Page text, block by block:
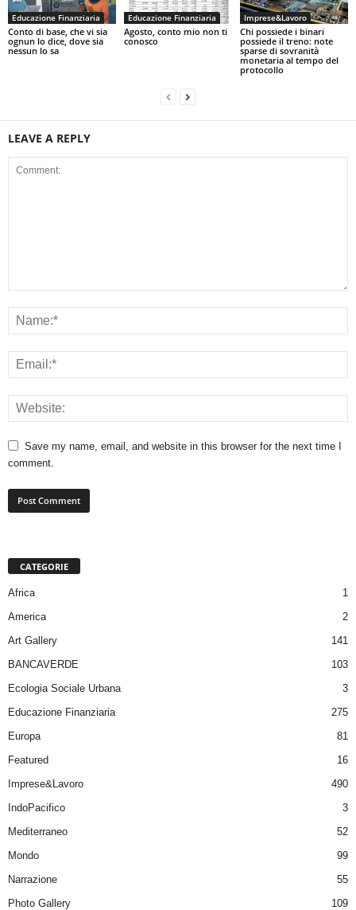
Educazione Finanziaria
Conto di base, che vi sia
ognun lo dice, dove sia
nessun lo sa
Educazione Finanziaria
Agosto, conto mio non ti
conosco
Imprese&Lavoro
Chi possiede i binari
possiede il treno: note
sparse di sovranità
monetaria al tempo del
protocollo
LEAVE A REPLY
Save my name, email, and website in this browser for the next time I
comment.
CATEGORIE
Africa
1
America
2
Art Gallery
141
BANCAVERDE
103
Ecologia Sociale Urbana
3
Educazione Finanziaria
275
Europa
81
Featured
16
Imprese&Lavoro
490
IndoPacifico
3
Mediterraneo
52
Mondo
99
Narrazione
55
Photo Gallery
109